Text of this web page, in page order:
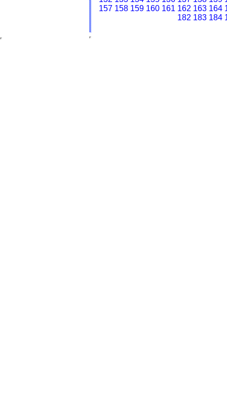
157 158 159 160 161 162 163 164
182 183 184